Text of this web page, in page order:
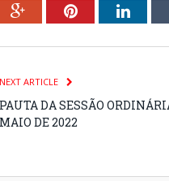
Google+Pinterest
NEXT ARTICLE
PAUTA DA SESSÃO
MAIO DE 2022